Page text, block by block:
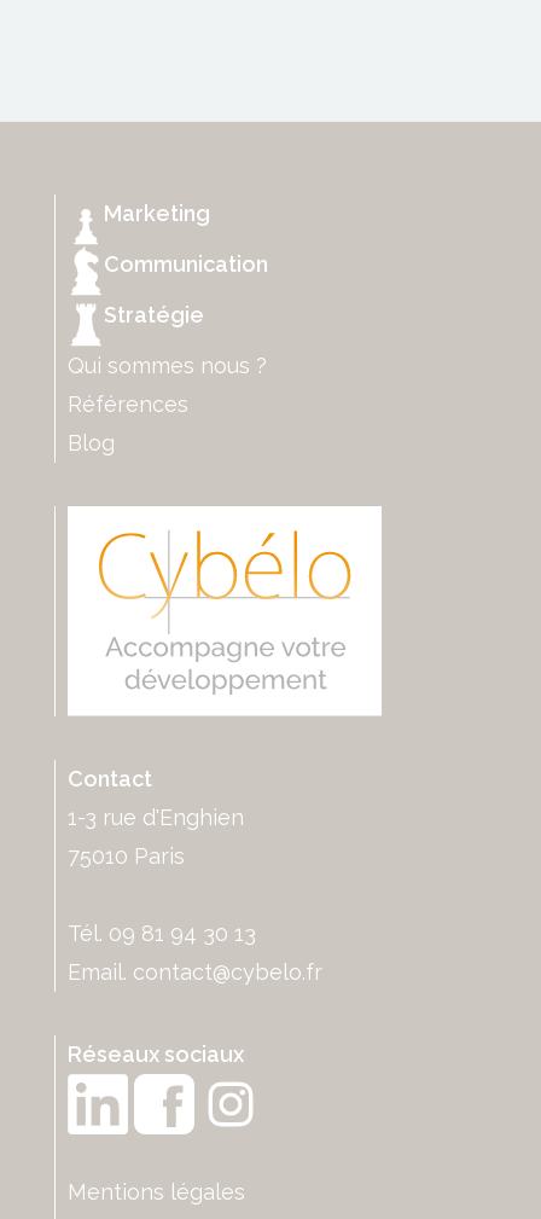
Marketing
Communication
Stratégie
Qui sommes nous ?
Références
Blog
Contact
1-3 rue d'Enghien
75010 Paris
Tél. 09 81 94 30 13
Email. contact@cybelo.fr
Réseaux sociaux
Mentions légales